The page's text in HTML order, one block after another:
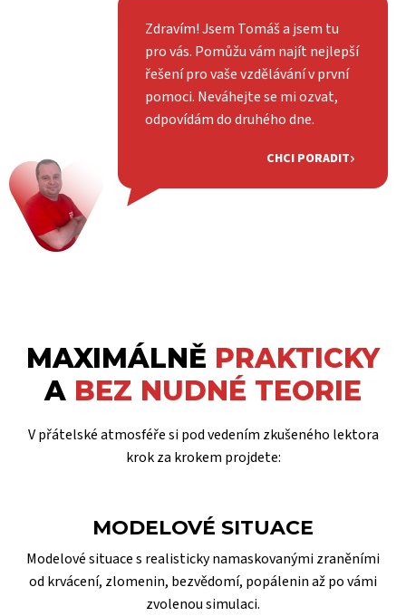
Zdravím! Jsem Tomáš a jsem tu
pro vás. Pomůžu vám najít nejlepší
řešení pro vaše vzdělávání v první
pomoci. Neváhejte se mi ozvat,
odpovídám do druhého dne.
CHCI PORADIT
MAXIMÁLNĚ PRAKTICKY
A BEZ NUDNÉ TEORIE
V přátelské atmosféře si pod vedením zkušeného lektora
krok za krokem projdete:
MODELOVÉ SITUACE
Modelové situace s realisticky namaskovanými zraněními
od krvácení, zlomenin, bezvědomí, popálenin až po vámi
zvolenou simulaci.